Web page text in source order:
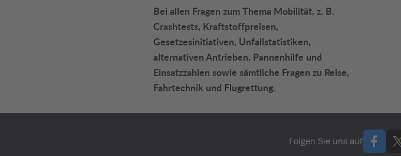
Bei allen Fragen zum Thema Mobilität, z. B.
Crashtests, Kraftstoffpreisen,
Gesetzesinitiativen, Unfallstatistiken,
alternativen Antrieben, Pannenhilfe und
Einsatzzahlen sowie sämtliche Fragen zu Reise,
Fahrtechnik und Flugrettung.
Folgen Sie uns auf